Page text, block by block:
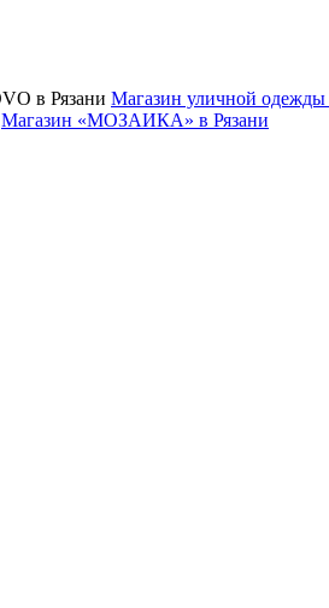
Магазин уличной
Магазин «МОЗАИКА» в Рязани